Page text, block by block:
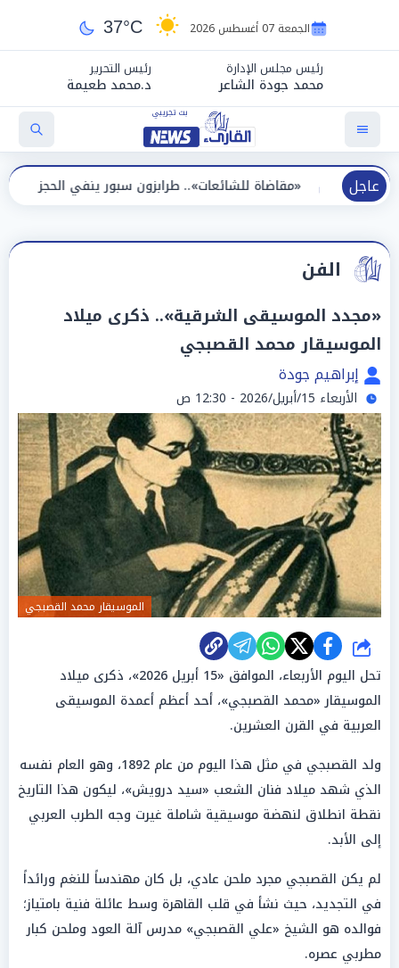
الجمعة 07 أغسطس 2026 37°C
رئيس مجلس الإدارة
محمد جودة الشاعر
رئيس التحرير
د.محمد طعيمة
عاجل
«مقاضاة للشائعات».. طرابزون سبور ينفي الحجز على مستحقات
الفن
«مجدد الموسيقى الشرقية».. ذكرى ميلاد
الموسيقار محمد القصبجي
إبراهيم جودة
الأربعاء 15/أبريل/2026 - 12:30 ص
الموسيقار محمد القصبجي
شارك
تحل اليوم الأربعاء، الموافق «15 أبريل 2026»، ذكرى ميلاد
الموسيقار «محمد القصبجي»، أحد أعظم أعمدة الموسيقى
العربية في القرن العشرين.
ولد القصبجي في مثل هذا اليوم من عام 1892، وهو العام نفسه
الذي شهد ميلاد فنان الشعب «سيد درويش»، ليكون هذا التاريخ
نقطة انطلاق لنهضة موسيقية شاملة غيرت وجه الطرب العربي
إلى الأبد.
لم يكن القصبجي مجرد ملحن عادي، بل كان مهندساً للنغم ورائداً
في التجديد، حيث نشأ في قلب القاهرة وسط عائلة فنية بامتياز؛
فوالده هو الشيخ «علي القصبجي» مدرس آلة العود وملحن كبار
مطربي عصره.